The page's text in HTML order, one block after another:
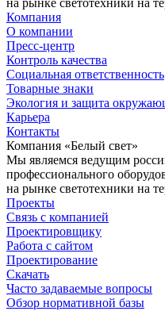
на рынке светотехники на
Компания
О компании
Пресс-центр
Контроль качества
Социальная ответственность
Товарные знаки
Экология и защита
Карьера
Контакты
Компания «Белый свет»
Мы являемся ведущим
профессионального
на рынке светотехники на
Проекты
Связь с компанией
Проектировщику
Работа с сайтом
Проектирование
Скачать
Часто задаваемые вопросы
Обзор нормативной базы